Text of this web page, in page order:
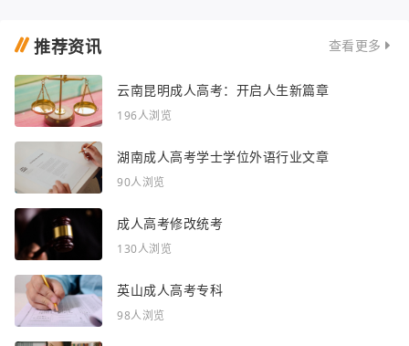
推荐资讯 查看更多
云南昆明成人高考：开启人生新篇章
196人浏览
湖南成人高考学士学位外语行业文章
90人浏览
成人高考修改统考
130人浏览
英山成人高考专科
98人浏览